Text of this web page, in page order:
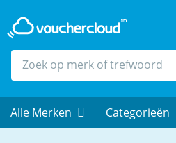
Alle Merken Categorieën